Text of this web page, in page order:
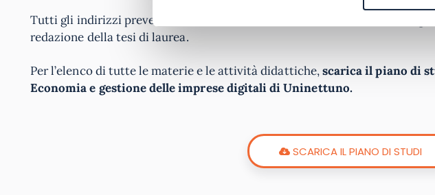
Tutti gli indirizzi prevedono attività a scelta dello studente, esami di
redazione della tesi di laurea.
Per l’elenco di tutte le materie e le attività didattiche,scarica il piano di
Economia e gestione delle imprese digitali di Uninettuno.
SCARICA IL PIANO DI STUDI